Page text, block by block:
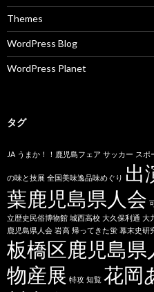
Themes
WordPress Blog
WordPress Planet
タグ
JA うまか！！鹿児島フェア サッカー スポ
の味と技展 全国美味逸品味めぐり 出
葉鹿児島県人会
立歴史民俗博物館 城西高校 大久保利通 大
鹿児島県人会 岩高 帰ってきた蛍 幕末史研
板橋区鹿児島県
物産展 特攻 知覧 花岡